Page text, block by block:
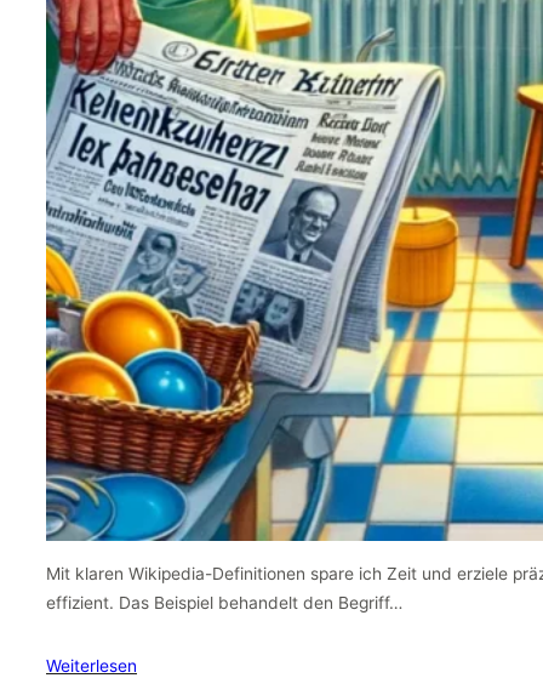
Mit klaren Wikipedia-Definitionen spare ich Zeit und erziele
effizient. Das Beispiel behandelt den Begriff…
Weiterlesen